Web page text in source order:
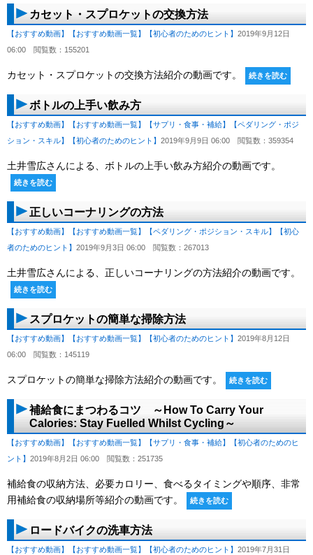
カセット・スプロケットの交換方法
【おすすめ動画】 【おすすめ動画一覧】 【初心者のためのヒント】 2019年9月12日
06:00 閲覧数：155201
カセット・スプロケットの交換方法紹介の動画です。 続きを読む
ボトルの上手い飲み方
【おすすめ動画】 【おすすめ動画一覧】 【サプリ・食事・補給】
【ペダリング・ポジ
ション・スキル】
【初心者のためのヒント】 2019年9月9日 06:00 閲覧数：359354
土井雪広さんによる、ボトルの上手い飲み方紹介の動画です。
続きを読む
正しいコーナリングの方法
【おすすめ動画】 【おすすめ動画一覧】 【ペダリング・ポジション・スキル】
【初心
者のためのヒント】 2019年9月3日 06:00 閲覧数：267013
土井雪広さんによる、正しいコーナリングの方法紹介の動画です。
続きを読む
スプロケットの簡単な掃除方法
【おすすめ動画】 【おすすめ動画一覧】 【初心者のためのヒント】 2019年8月12日
06:00 閲覧数：145119
スプロケットの簡単な掃除方法紹介の動画です。 続きを読む
補給食にまつわるコツ ～How To Carry Your
Calories: Stay Fuelled Whilst Cycling～
【おすすめ動画】 【おすすめ動画一覧】 【サプリ・食事・補給】
【初心者のためのヒ
ント】 2019年8月2日 06:00 閲覧数：251735
補給食の収納方法、必要カロリー、食べるタイミングや順序、非常
用補給食の収納場所等紹介の動画です。
続きを読む
ロードバイクの洗車方法
【おすすめ動画】 【おすすめ動画一覧】 【初心者のためのヒント】 2019年7月31日